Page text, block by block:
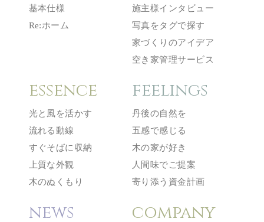
基本仕様
Re:ホーム
施主様インタビュー
写真をタグで探す
家づくりのアイデア
空き家管理サービス
essence
光と風を活かす
流れる動線
すぐそばに収納
上質な外観
木のぬくもり
feelings
丹後の自然を
五感で感じる
木の家が好き
人間味でご提案
寄り添う資金計画
news company